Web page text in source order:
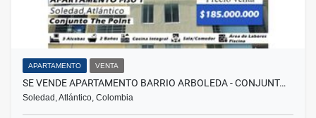
APARTAMENTO VENTA
SE VENDE APARTAMENTO BARRIO ARBOLEDA - CONJUNT…
Soledad, Atlántico, Colombia